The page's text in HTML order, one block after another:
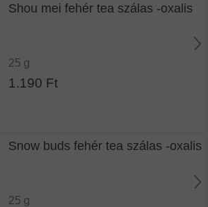
Shou mei fehér tea szálas -oxalis
25 g
1.190 Ft
Snow buds fehér tea szálas -oxalis
25 g